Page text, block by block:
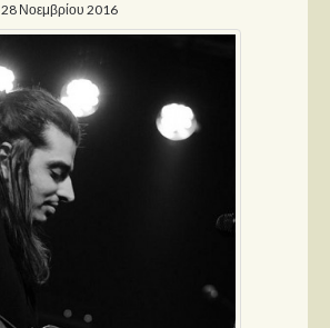
28 Νοεμβρίου 2016